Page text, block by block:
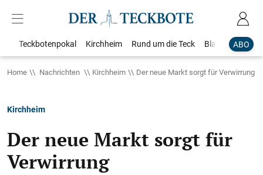
ABO
Teckbotenpokal Kirchheim Rund um die Teck Blaulicht
Home Nachrichten Kirchheim Der neue Markt sorgt für Verwirrung
Kirchheim
Der neue Markt sorgt für
Verwirrung